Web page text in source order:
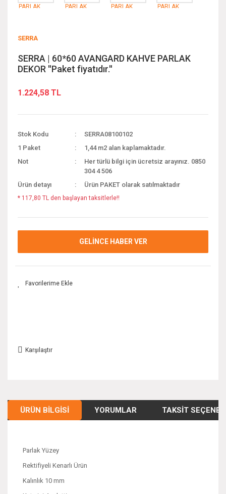
SERRA
SERRA | 60*60 AVANGARD KAHVE PARLAK
DEKOR ''Paket fiyatıdır.''
1.224,58 TL
Stok Kodu
SERRA08100102
1 Paket
1,44 m2 alan kaplamaktadır.
Not
Her türlü bilgi için ücretsiz arayınız. 0850
304 4 506
Ürün detayı
Ürün PAKET olarak satılmaktadır
* 117,80 TL den başlayan taksitlerle!!
GELİNCE HABER VER
Karşılaştır
ÜRÜN BILGISI YORUMLAR TAKSIT
Parlak Yüzey
Rektifiyeli Kenarlı Ürün
Kalınlık 10 mm